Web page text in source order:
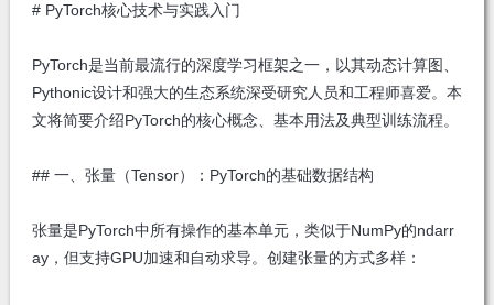
# PyTorch核心技术与实践入门
PyTorch是当前最流行的深度学习框架之一，以其动态计算图、
Pythonic设计和强大的生态系统深受研究人员和工程师喜爱。本
文将简要介绍PyTorch的核心概念、基本用法及典型训练流程。
## 一、张量（Tensor）：PyTorch的基础数据结构
张量是PyTorch中所有操作的基本单元，类似于NumPy的ndarr
ay，但支持GPU加速和自动求导。创建张量的方式多样：